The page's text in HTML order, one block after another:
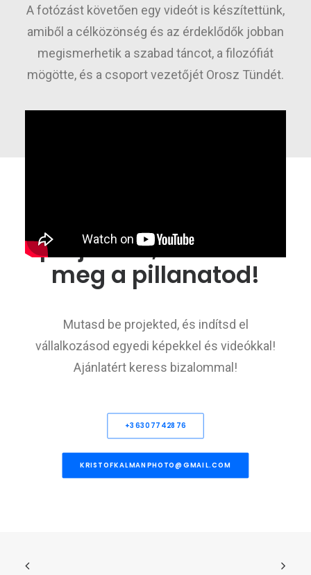
A fotózást követően egy videót is készítettünk,
amiből a célközönség és az érdeklődők jobban
megismerhetik a szabad táncot, a filozófiát
mögötte, és a csoport vezetőjét Orosz Tündét.
projekted, örökítsük
meg a pillanatod!
Mutasd be projekted, és indítsd el
vállalkozásod egyedi képekkel és videókkal!
Ajánlatért keress bizalommal!
+36307742876
KRISTOFKALMANPHOTO@GMAIL.COM